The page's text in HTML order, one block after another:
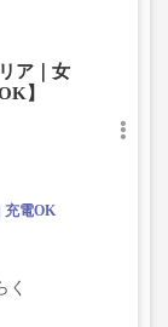
ア｜女
】
充電OK
く